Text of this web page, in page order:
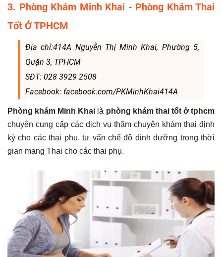
3. Phòng Khám Minh Khai - Phòng Khám Thai
Tốt Ở TPHCM
Địa chỉ:414A Nguyễn Thị Minh Khai, Phường 5,
Quận 3, TPHCM
SĐT: 028 3929 2508
Facebook: facebook.com/PKMinhKhai414A
Phòng khám Minh Khai là phòng khám thai tốt ở tphcm
chuyên cung cấp các dịch vụ thăm chuyên khám thai định
kỳ cho các thai phụ, tư vấn chế độ dinh dưỡng trong thời
gian mang Thai cho các thai phụ.